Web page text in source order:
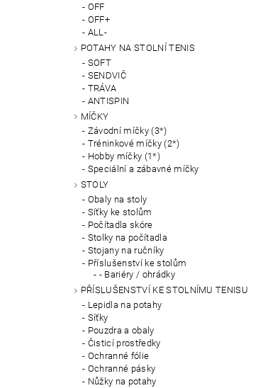
OFF
OFF+
ALL-
POTAHY NA STOLNÍ TENIS
SOFT
SENDVIČ
TRÁVA
ANTISPIN
MÍČKY
Závodní míčky (3*)
Tréninkové míčky (2*)
Hobby míčky (1*)
Speciální a zábavné míčky
STOLY
Obaly na stoly
Síťky ke stolům
Počítadla skóre
Stolky na počítadla
Stojany na ručníky
Příslušenství ke stolům
- Bariéry / ohrádky
PŘÍSLUŠENSTVÍ KE STOLNÍMU TENISU
Lepidla na potahy
Síťky
Pouzdra a obaly
Čisticí prostředky
Ochranné fólie
Ochranné pásky
Nůžky na potahy